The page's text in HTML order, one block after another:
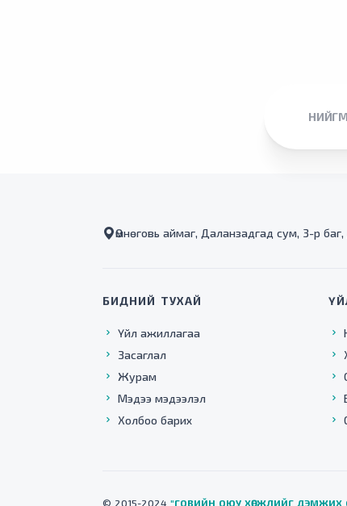
Өмнөговь аймаг, Даланзадгад сум, 3-р
БИДНИЙ ТУХАЙ
Үйл ажиллагаа
Засаглал
Журам
Мэдээ мэдээлэл
Холбоо барих
© 2015-2024 "ГОВИЙН ОЮУ ХӨГЖЛИЙГ ДЭМЖИХ